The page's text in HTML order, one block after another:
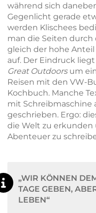
während sich
Gegenlicht gerade
werden Klischees
man die Seiten durch
gleich der hohe
auf. Der Eindruck
Great Outdoorsum
Reisen mit den VW-
Kochbuch. Manche
mit Schreibmaschine
geschrieben. Ergo:
die Welt zu erkunden
Abenteuer zu
„WIR KÖNNEN
TAGE GEBEN,
LEBEN“